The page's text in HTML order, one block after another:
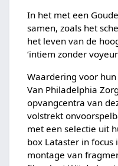
In het met een
samen, zoals het
het leven van de
‘intiem zonder
Waardering voor
Van Philadelphia
opvangcentra van
volstrekt
met een selectie uit
box Lataster in
montage van